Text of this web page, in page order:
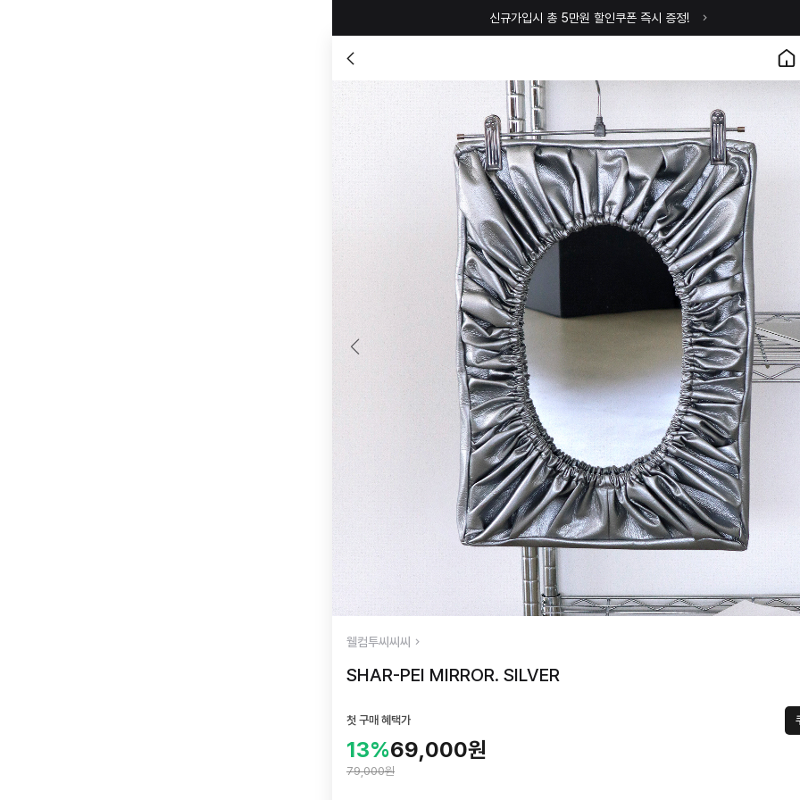
신규가입시 총 5만원 할인쿠폰 즉시 증정!
웰컴투씨씨씨
SHAR-PEI MIRROR. SILVER
첫 구매 혜택가
13%69,000원
79,000원